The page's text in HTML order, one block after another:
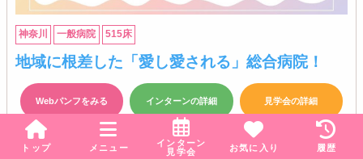
トップ メニュー
インターン
見学会
お気に入り 履歴
神奈川 一般病院 515床
地域に根差した「愛し愛される」総合病院！
Webパンフをみる インターンの詳細 見学会の詳細